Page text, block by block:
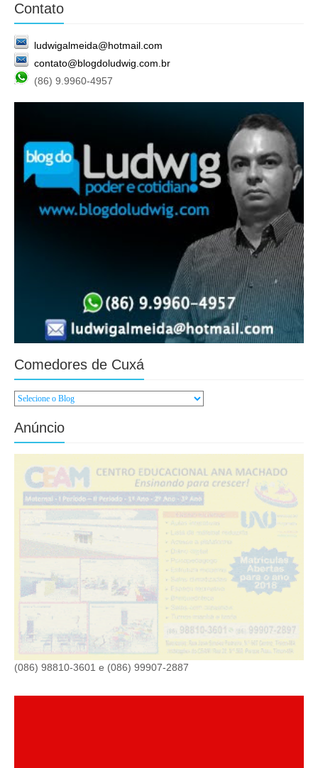
Contato
ludwigalmeida@hotmail.com
contato@blogdoludwig.com.br
(86) 9.9960-4957
Comedores de Cuxá
Anúncio
(086) 98810-3601 e (086) 99907-2887